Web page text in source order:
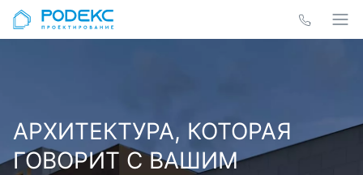
АРХИТЕКТУРА, КОТОРАЯ
ГОВОРИТ С ВАШИМ